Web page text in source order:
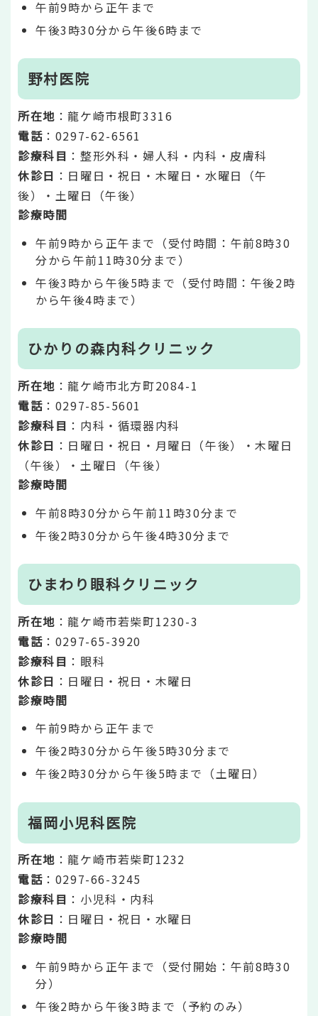
午前9時から正午まで
午後3時30分から午後6時まで
野村医院
所在地 ：龍ケ崎市根町3316
電話 ：0297-62-6561
診療科目 ：整形外科・婦人科・内科・皮膚科
休診日 ：日曜日・祝日・木曜日・水曜日（午
後）・土曜日（午後）
診療時間
午前9時から正午まで（受付時間：午前8時30
分から午前11時30分まで）
午後3時から午後5時まで（受付時間：午後2時
から午後4時まで）
ひかりの森内科クリニック
所在地 ：龍ケ崎市北方町2084-1
電話 ：0297-85-5601
診療科目 ：内科・循環器内科
休診日 ：日曜日・祝日・月曜日（午後）・木曜日
（午後）・土曜日（午後）
診療時間
午前8時30分から午前11時30分まで
午後2時30分から午後4時30分まで
ひまわり眼科クリニック
所在地 ：龍ケ崎市若柴町1230-3
電話 ：0297-65-3920
診療科目 ：眼科
休診日 ：日曜日・祝日・木曜日
診療時間
午前9時から正午まで
午後2時30分から午後5時30分まで
午後2時30分から午後5時まで（土曜日）
福岡小児科医院
所在地 ：龍ケ崎市若柴町1232
電話 ：0297-66-3245
診療科目 ：小児科・内科
休診日 ：日曜日・祝日・水曜日
診療時間
午前9時から正午まで（受付開始：午前8時30
分）
午後2時から午後3時まで（予約のみ）